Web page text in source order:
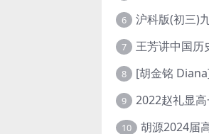
6
7
8
9
10